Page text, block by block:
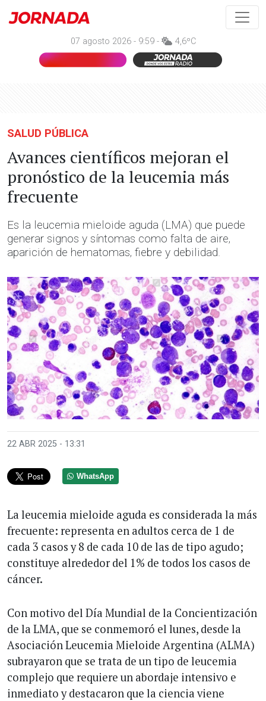
07 agosto 2026 - 9:59 - 4,6ºC
SALUD PÚBLICA
Avances científicos mejoran el
pronóstico de la leucemia más
frecuente
Es la leucemia mieloide aguda (LMA) que puede
generar signos y síntomas como falta de aire,
aparición de hematomas, fiebre y debilidad.
22 ABR 2025 - 13:31
WhatsApp
La leucemia mieloide aguda es considerada la más
frecuente: representa en adultos cerca de 1 de
cada 3 casos y 8 de cada 10 de las de tipo agudo;
constituye alrededor del 1% de todos los casos de
cáncer.
Con motivo del Día Mundial de la Concientización
de la LMA, que se conmemoró el lunes, desde la
Asociación Leucemia Mieloide Argentina (ALMA)
subrayaron que se trata de un tipo de leucemia
complejo que requiere un abordaje intensivo e
inmediato y destacaron que la ciencia viene